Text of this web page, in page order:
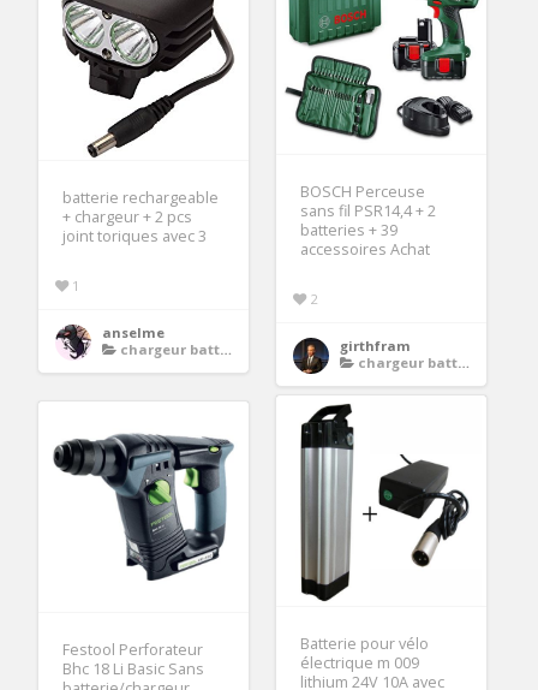
BOSCH Perceuse
sans fil PSR14,4 + 2
batteries + 39
accessoires Achat
2
girthfram
chargeur batterie moto
batterie rechargeable
+ chargeur + 2 pcs
joint toriques avec 3
1
anselme
chargeur batterie moto
Batterie pour vélo
électrique m 009
lithium 24V 10A avec
Festool Perforateur
Bhc 18 Li Basic Sans